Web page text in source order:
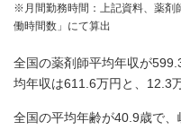
※月間勤務時間：上記資料、薬剤
働時間数」にて算出
全国の薬剤師平均年収が
均年収は611.6万円と、12.3
全国の平均年齢が40.9歳で、